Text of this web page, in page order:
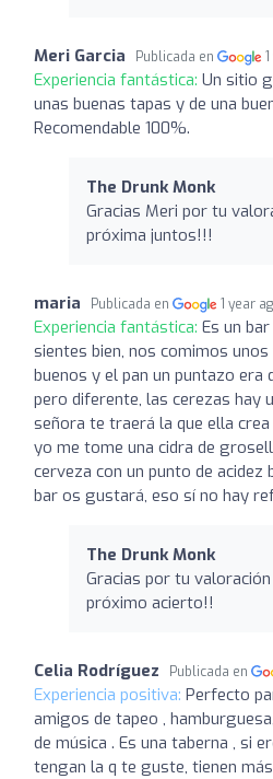
Meri Garcia Publicada en
Experiencia fantástica: Un sitio
unas buenas tapas y de una
Recomendable 100%.
The Drunk Monk
Gracias Meri por tu
próxima juntos!!!
maria Publicada en 1 year
Experiencia fantástica: Es un
sientes bien, nos comimos
buenos y el pan un puntazo era
pero diferente, las cerezas hay
señora te traerá la que ella
yo me tome una cidra de
cerveza con un punto de acidez
bar os gustará, eso sí no hay
The Drunk Monk
Gracias por tu
próximo acierto!!
Celia Rodríguez Publicada en
Experiencia positiva: Perfecto
amigos de tapeo ,
de música . Es una taberna , si
tengan la q te guste, tienen